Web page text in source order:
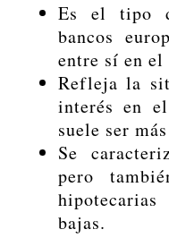
Es el tipo
bancos
entre sí en
Refleja la
interés en
suele ser
Se
pero
bajas.